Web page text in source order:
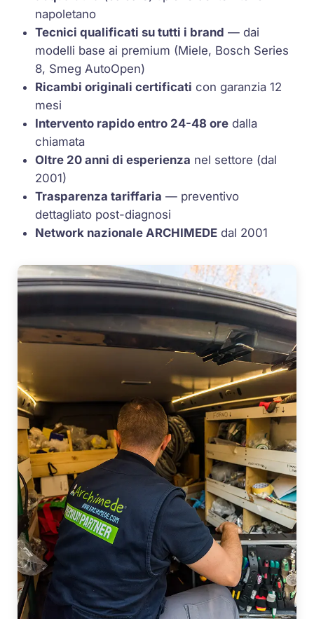
napoletano
Tecnici qualificati su tutti i brand — dai
modelli base ai premium (Miele, Bosch Series
8, Smeg AutoOpen)
Ricambi originali certificati con garanzia 12
mesi
Intervento rapido entro 24-48 ore dalla
chiamata
Oltre 20 anni di esperienza nel settore (dal
2001)
Trasparenza tariffaria — preventivo
dettagliato post-diagnosi
Network nazionale ARCHIMEDE dal 2001